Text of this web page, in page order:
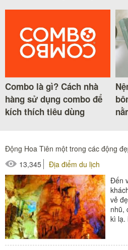
Combo là gì? Cách nhà
hàng sử dụng combo để
kích thích tiêu dùng
Động Hoa Tiên một trong các động
13,345
Địa điểm du lịch
Đến
vẻ
nhũ,
kì lạ.